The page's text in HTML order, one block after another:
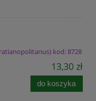
kod: 8728
13,30 zł
do koszyka